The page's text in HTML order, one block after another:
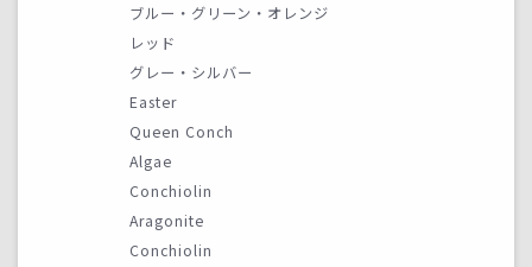
ブルー・グリーン・オレンジ
レッド
グレー・シルバー
Easter
Queen Conch
Algae
Conchiolin
Aragonite
Conchiolin